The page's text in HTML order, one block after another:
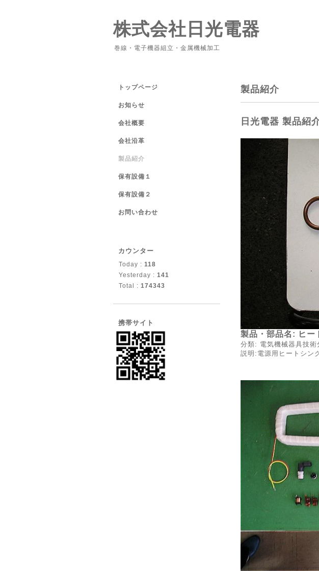
株式会社日光電器
巻線・電子機器組立・金属機械加工
製品紹介
日光電器 製品紹
製品・部品名: ヒー
分類: 電気機械器具技術
説明:電源用ヒートシン
トップページ
お知らせ
会社概要
会社沿革
製品紹介
保有設備１
保有設備２
お問い合わせ
カウンター
Today : 118
Yesterday : 141
Total : 174343
携帯サイト